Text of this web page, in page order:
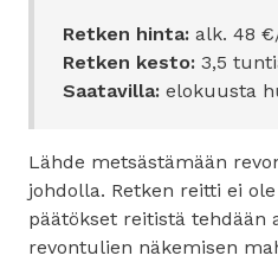
Retken hinta: alk. 48
Retken kesto: 3,5
Saatavilla: elokuusta
Lähde metsästämään
johdolla. Retken reitti ei
päätökset reitistä tehdään
revontulien näkemisen